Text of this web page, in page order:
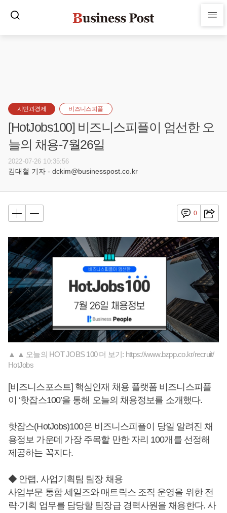
시민과경제 비즈니스피플
[HotJobs100] 비즈니스피플이 엄선한 오
늘의 채용-7월26일
2022-07-26 10:35:56
김대철 기자 - dckim@businesspost.co.kr
0
▲ ▲ 오늘의 HOT JOBS 100 더 보기: https://www.bzpp.co.kr/recruit/
HotJobs
[비즈니스포스트] 핵심인재 채용 플랫폼 비즈니스피플
이 ‘핫잡스100’을 통해 오늘의 채용정보를 소개했다.
핫잡스(HotJobs)100은 비즈니스피플이 당일 알려진 채
용정보 가운데 가장 주목할 만한 자리 100개를 선정해
제공하는 꼭지다.
◆ 안랩, 사업기획팀 팀장 채용
사업부문 통합 세일즈와 매트릭스 조직 운영을 위한 전
략·기획 업무를 담당할 팀장급 경력사원을 채용한다. 사